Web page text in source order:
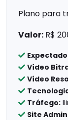
Plano para
Valor: R$
Vídeo
Vídeo
Tráfego:
Site